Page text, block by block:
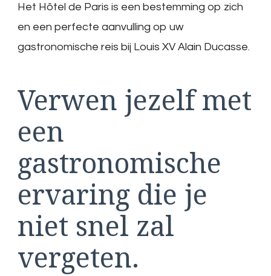
Het Hôtel de Paris is een bestemming op zich
en een perfecte aanvulling op uw
gastronomische reis bij Louis XV Alain Ducasse.
Verwen jezelf met
een
gastronomische
ervaring die je
niet snel zal
vergeten.